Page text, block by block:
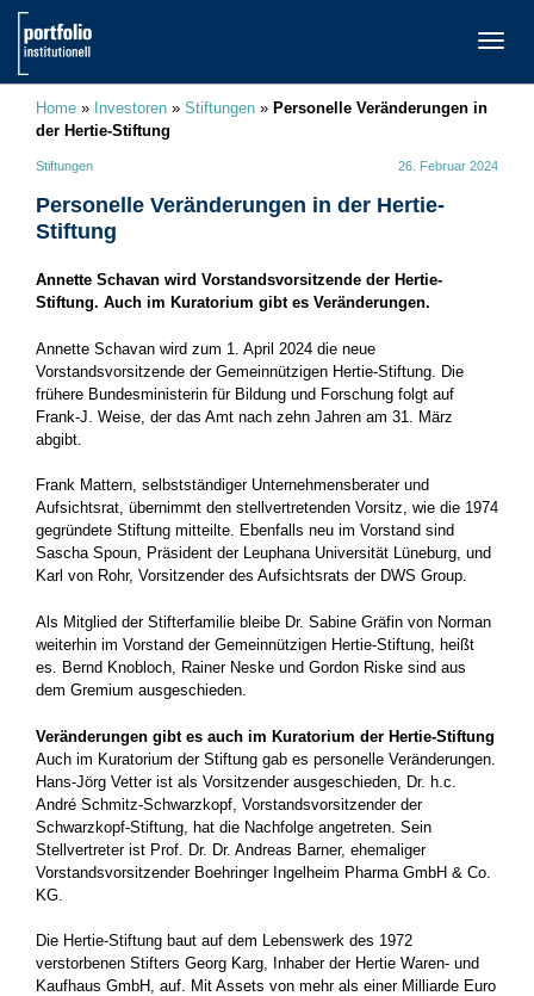
Home » Investoren » Stiftungen » Personelle Veränderungen in
der Hertie-Stiftung
Stiftungen 26. Februar 2024
Personelle Veränderungen in der Hertie-
Stiftung
Annette Schavan wird Vorstandsvorsitzende der Hertie-
Stiftung. Auch im Kuratorium gibt es Veränderungen.
Annette Schavan wird zum 1. April 2024 die neue
Vorstandsvorsitzende der Gemeinnützigen Hertie-Stiftung. Die
frühere Bundesministerin für Bildung und Forschung folgt auf
Frank-J. Weise, der das Amt nach zehn Jahren am 31. März
abgibt.
Frank Mattern, selbstständiger Unternehmensberater und
Aufsichtsrat, übernimmt den stellvertretenden Vorsitz, wie die 1974
gegründete Stiftung mitteilte. Ebenfalls neu im Vorstand sind
Sascha Spoun, Präsident der Leuphana Universität Lüneburg, und
Karl von Rohr, Vorsitzender des Aufsichtsrats der DWS Group.
Als Mitglied der Stifterfamilie bleibe Dr. Sabine Gräfin von Norman
weiterhin im Vorstand der Gemeinnützigen Hertie-Stiftung, heißt
es. Bernd Knobloch, Rainer Neske und Gordon Riske sind aus
dem Gremium ausgeschieden.
Veränderungen gibt es auch im Kuratorium der Hertie-Stiftung
Auch im Kuratorium der Stiftung gab es personelle Veränderungen.
Hans-Jörg Vetter ist als Vorsitzender ausgeschieden, Dr. h.c.
André Schmitz-Schwarzkopf, Vorstandsvorsitzender der
Schwarzkopf-Stiftung, hat die Nachfolge angetreten. Sein
Stellvertreter ist Prof. Dr. Dr. Andreas Barner, ehemaliger
Vorstandsvorsitzender Boehringer Ingelheim Pharma GmbH & Co.
KG.
Die Hertie-Stiftung baut auf dem Lebenswerk des 1972
verstorbenen Stifters Georg Karg, Inhaber der Hertie Waren- und
Kaufhaus GmbH, auf. Mit Assets von mehr als einer Milliarde Euro